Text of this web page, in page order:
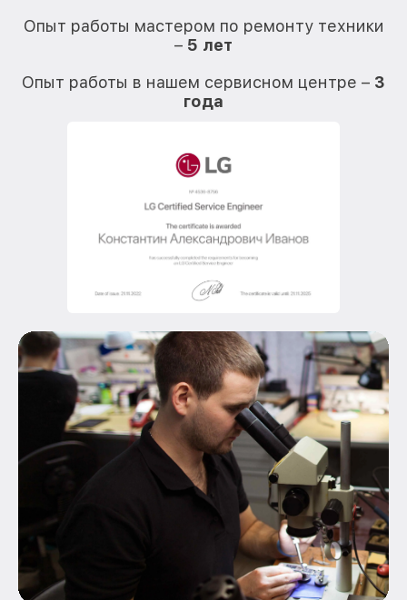
Опыт работы мастером по ремонту техники
– 5 лет
Опыт работы в нашем сервисном центре – 3
года